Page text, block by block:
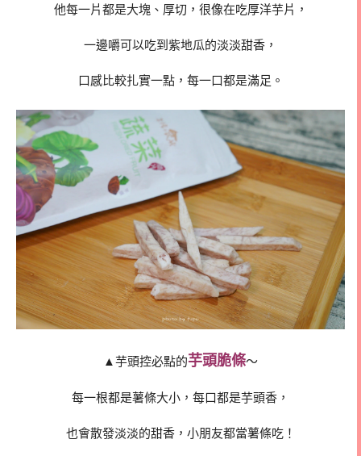
他每一片都是大塊、厚切，很像在吃厚洋芋片，
一邊嚼可以吃到紫地瓜的淡淡甜香，
口感比較扎實一點，每一口都是滿足。
▲芋頭控必點的芋頭脆條～
每一根都是薯條大小，每口都是芋頭香，
也會散發淡淡的甜香，小朋友都當薯條吃！